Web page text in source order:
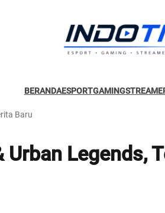
BERANDAESPORTGAMING
Baru
Legends,